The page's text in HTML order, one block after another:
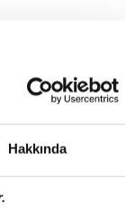
Hakkında